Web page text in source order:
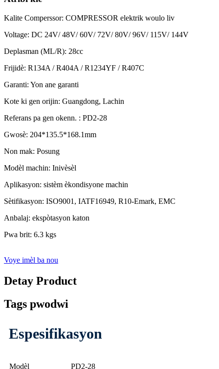
Kalite Comperssor: COMPRESSOR elektrik woulo liv
Voltage: DC 24V/ 48V/ 60V/ 72V/ 80V/ 96V/ 115V/ 144V
Deplasman (ML/R): 28cc
Frijidè: R134A / R404A / R1234YF / R407C
Garanti: Yon ane garanti
Kote ki gen orijin: Guangdong, Lachin
Referans pa gen okenn. : PD2-28
Gwosè: 204*135.5*168.1mm
Non mak: Posung
Modèl machin: Inivèsèl
Aplikasyon: sistèm èkondisyone machin
Sètifikasyon: ISO9001, IATF16949, R10-Emark, EMC
Anbalaj: ekspòtasyon katon
Pwa brit: 6.3 kgs
Voye imèl ba nou
Detay Product
Tags pwodwi
Espesifikasyon
Modèl
PD2-28